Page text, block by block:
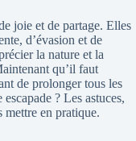
joie et de partage. Elles
d’évasion et de
la nature et la
qu’il faut
de prolonger tous les
? Les astuces,
mettre en pratique.